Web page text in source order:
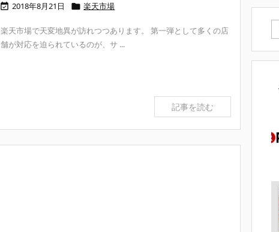
 2018年8月21日  楽天市場
楽天市場で天変地異が訪れつつあります。 第一弾として多くの店
舗が対応を迫られているのが、サ ...
記事を読む